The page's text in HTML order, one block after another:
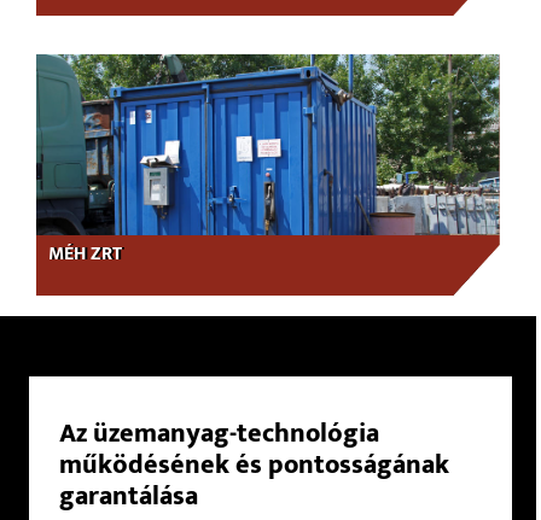
Az üzemanyag-technológia
működésének és pontosságának
garantálása
MÉH ZRT